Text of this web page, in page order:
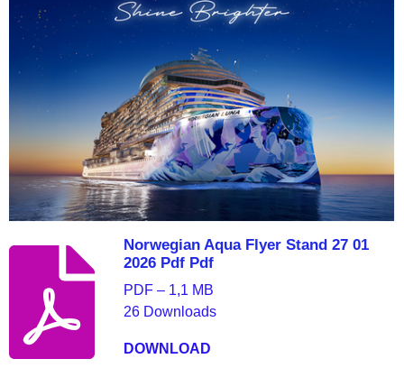
Norwegian Aqua Flyer Stand 27 01
2026 Pdf Pdf
PDF – 1,1 MB
26 Downloads
DOWNLOAD